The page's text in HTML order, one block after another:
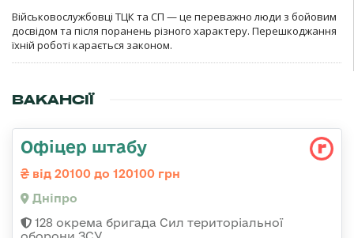
Військовослужбовці ТЦК та СП — це переважно люди з бойовим
досвідом та після поранень різного характеру. Перешкоджання
їхній роботі карається законом.
ВАКАНСІЇ
Офіцер штабу
від 20100 до 120100 грн
Дніпро
128 окрема бригада Сил територіальної